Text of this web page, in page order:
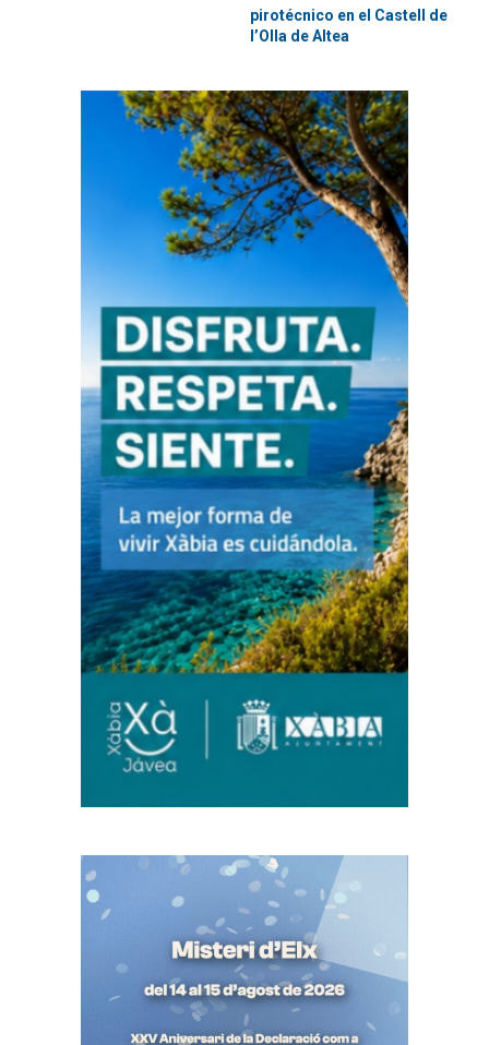
pirotécnico en el Castell de
l’Olla de Altea